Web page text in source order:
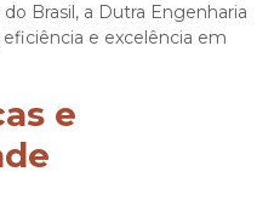
Brasil, a Dutra Engenharia
e excelência em
e